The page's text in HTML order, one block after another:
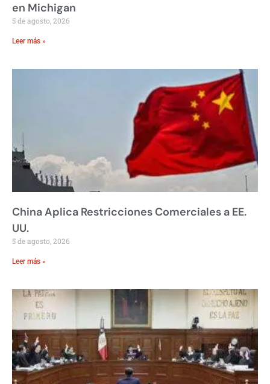
en Michigan
5 de agosto, 2026
Leer más »
China Aplica Restricciones Comerciales a EE.
UU.
5 de agosto, 2026
Leer más »